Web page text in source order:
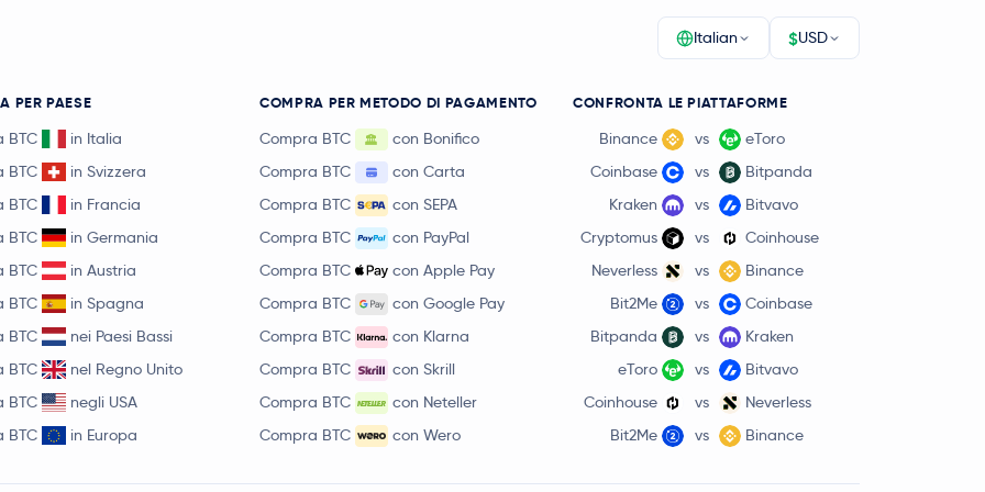
Polygon Ecosystem Token POL
AlgorandALGO
Quant
RenderRENDER
Jupiter Exchange Token JUP
Lighter LIT
Italian $USD
PER PAESE
BTC
in Italia
BTC
in Svizzera
BTC
in Francia
BTC
in Germania
BTC
in Austria
BTC
in Spagna
BTC
nei Paesi Bassi
BTC
nel Regno Unito
BTC
negli USA
BTC
in Europa
COMPRA PER METODO DI PAGAMENTO
Compra BTC
con Bonifico
Compra BTC
con Carta
Compra BTC
con SEPA
Compra BTC
con PayPal
Compra BTC
con Apple Pay
Compra BTC
con Google Pay
Compra BTC
con Klarna
Compra BTC
con Skrill
Compra BTC
con Neteller
Compra BTC
con Wero
CONFRONTA LE PIATTAFORME
Binance vs
eToro
Coinbase
vs
Bitpanda
Kraken
vs
Bitvavo
Cryptomus
vs
Coinhouse
Neverless
vs
Binance
Bit2Me
vs
Coinbase
Bitpanda
vs
Kraken
eToro
vs
Bitvavo
Coinhouse
vs
Neverless
Bit2Me
vs Binance